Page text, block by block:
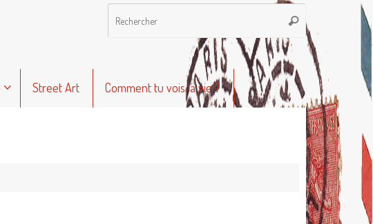
pour
Rechercher
Street Art Comment tu vois la vie ?